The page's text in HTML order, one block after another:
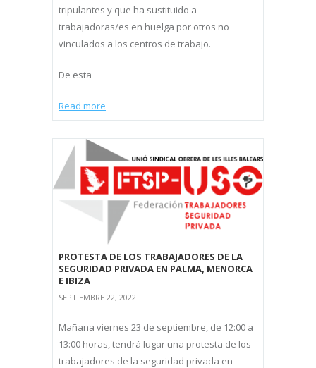
tripulantes y que ha sustituido a
trabajadoras/es en huelga por otros no
vinculados a los centros de trabajo.
De esta
Read more
PROTESTA DE LOS TRABAJADORES DE LA
SEGURIDAD PRIVADA EN PALMA, MENORCA
E IBIZA
SEPTIEMBRE 22, 2022
Mañana viernes 23 de septiembre, de 12:00 a
13:00 horas, tendrá lugar una protesta de los
trabajadores de la seguridad privada en